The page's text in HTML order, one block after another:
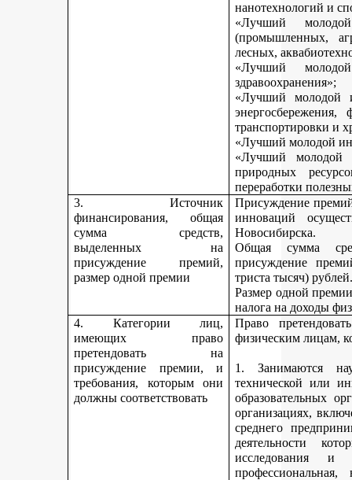
нанотехнологий и
«Лучший
(промышленных,
лесных,
«Лучший
здравоохранения»;
«Лучший молодой
транспортировки и
«Лучший молодой
«Лучший молодой
природных
переработки
3. Источник
финансирования, общая
сумма средств,
выделенных на
присуждение премий,
размер одной премии
Присуждение
инноваций
Новосибирска.
Общая сумма
присуждение
триста тысяч)
Размер одной
налога на доходы
4. Категории лиц,
имеющих право
претендовать на
присуждение премии, и
требования, которым они
должны соответствовать
Право
физическим лицам,
1. Занимаются
технической или
образовательных
организациях,
среднего
деятельности
исследования и